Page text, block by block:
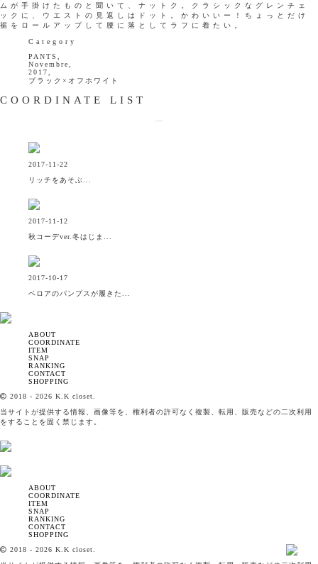
ムが手掛けたものと聞いて、ナットク。クラシックなグレンチェ
ックに、ウエストの見返しはドット。かわいいー！ちょっとだけ
裾をロールアップして腰に落としてラフに着たい。
Category
PANTS,
Novembre,
2017,
ブラック×オフホワイト
COORDINATE LIST
2017-11-22
リッチをあそぶ...
2017-11-12
秋コーデver.冬はじま...
2017-10-17
ベロアのパンプスが履きた...
ABOUT
COORDINATE
ITEM
SNAP
RANKING
CONTACT
SHOPPING
2018 - 2026 K.K closet.
当サイトが提供する情報、画像等を、権利者の許可なく複製、転用、販売などの二次利用
をすることを固く禁じます。
ABOUT
COORDINATE
ITEM
SNAP
RANKING
CONTACT
SHOPPING
2018 - 2026 K.K closet.